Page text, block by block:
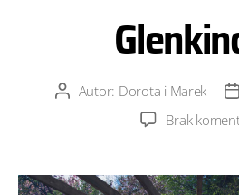
AutorAutor: Dorota i Marek
Brak